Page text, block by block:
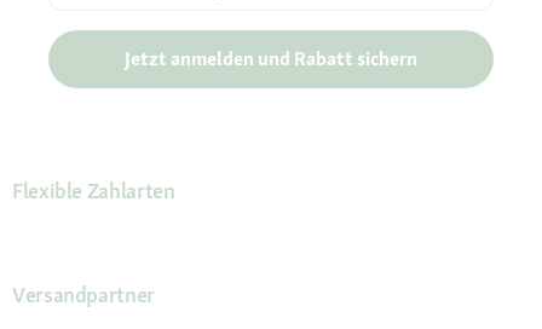
Jetzt anmelden und Rabatt sichern
Flexible Zahlarten
Versandpartner